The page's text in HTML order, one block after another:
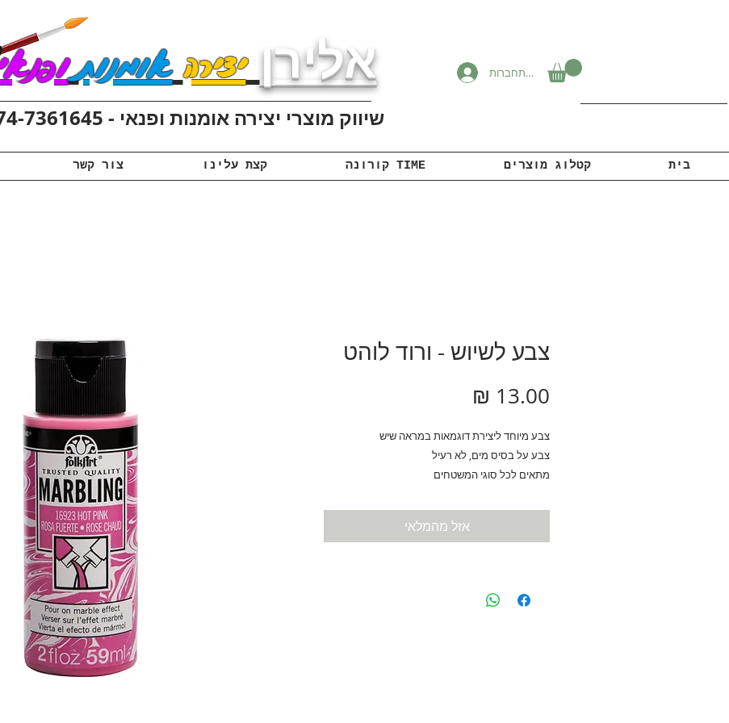
אלירן יצירהאומנות
שיווק מוצרי יצירה אומנות ופנאי - 074-7361645
להתחברות
צור קשר קצת עלינו קורונה TIME קטלוג מוצרים בית
צבע לשיוש - ורוד לוהט
צבע מיוחד ליצירת דוגמאות במראה שיש
צבע על בסיס מים, לא רעיל
מתאים לכל סוגי המשטחים
מיכל מכיל 59 מ"ל
אזל מהמלאי